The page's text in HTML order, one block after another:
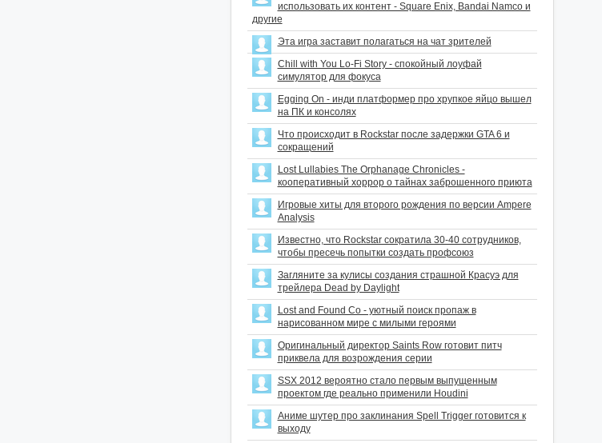
использовать их контент - Square Enix, Bandai Namco и
другие
Эта игра заставит полагаться на чат зрителей
Chill with You Lo-Fi Story - спокойный лоуфай
симулятор для фокуса
Egging On - инди платформер про хрупкое яйцо вышел
на ПК и консолях
Что происходит в Rockstar после задержки GTA 6 и
сокращений
Lost Lullabies The Orphanage Chronicles -
кооперативный хоррор о тайнах заброшенного приюта
Игровые хиты для второго рождения по версии Ampere
Analysis
Известно, что Rockstar сократила 30-40 сотрудников,
чтобы пресечь попытки создать профсоюз
Загляните за кулисы создания страшной Красуэ для
трейлера Dead by Daylight
Lost and Found Co - уютный поиск пропаж в
нарисованном мире с милыми героями
Оригинальный директор Saints Row готовит питч
приквела для возрождения серии
SSX 2012 вероятно стало первым выпущенным
проектом где реально применили Houdini
Аниме шутер про заклинания Spell Trigger готовится к
выходу